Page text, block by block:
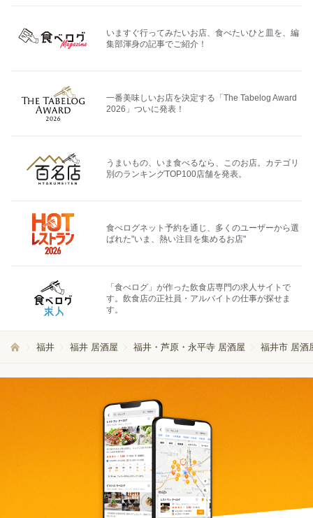
いますぐ行ってみたいお店、食べたいひと皿を、編
集部渾身の記事でご紹介！
一番美味しいお店を決定する「The Tabelog Award
2026」ついに発表！
うまいもの、いま食べるなら、このお店。カテゴリ
別のランキングTOP100店舗を発表。
食べログネット予約を通じ、多くのユーザーから選
ばれた"いま、熱い注目を集めるお店"
「食べログ」が作った飲食店専門の求人サイトで
す。飲食店の正社員・アルバイトの仕事が探せま
す。
福井 福井 居酒屋 福井・芦原・永平寺 居酒屋 福井市 居酒